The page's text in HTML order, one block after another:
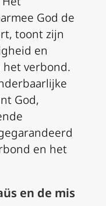
God de
toont zijn
en
verbond.
God,
en het
en de mis